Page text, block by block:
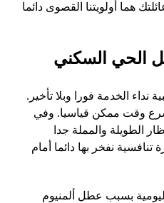
هما أولويتنا القصوى دائما
الحي السكني
نداء الخدمة فورا وبلا تأخير.
وقت ممكن قياسيا. وفي
الطويلة والمملة جدا
تنافسية نفخر بها دائما أمام
بسبب عطل ألمنيوم